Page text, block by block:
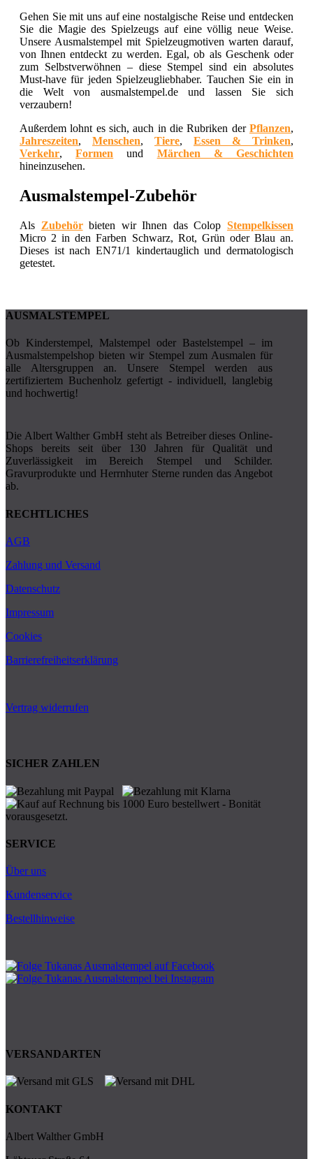
Gehen Sie mit uns auf eine nostalgische Reise und entdecken
Sie die Magie des Spielzeugs auf eine völlig neue Weise.
Unsere Ausmalstempel mit Spielzeugmotiven warten darauf,
von Ihnen entdeckt zu werden. Egal, ob als Geschenk oder
zum Selbstverwöhnen – diese Stempel sind ein absolutes
Must-have für jeden Spielzeugliebhaber. Tauchen Sie ein in
die Welt von ausmalstempel.de und lassen Sie sich
verzaubern!
Außerdem lohnt es sich, auch in die Rubriken der Pflanzen,
Jahreszeiten, Menschen, Tiere, Essen & Trinken,
Verkehr,Formen und Märchen & Geschichten
hineinzusehen.
Ausmalstempel-Zubehör
Als Zubehörbieten wir Ihnen das ColopStempelkissen
Micro 2 in denFarben Schwarz, Rot, Grün oder Blau an.
Dieses ist nach EN71/1 kindertauglich und dermatologisch
getestet.
AUSMALSTEMPEL
Ob Kinderstempel, Malstempel oder Bastelstempel – im
Ausmalstempelshop bieten wir Stempel zum Ausmalen für
alle Altersgruppen an. Unsere Stempel werden aus
zertifiziertem Buchenholz gefertigt - individuell, langlebig
und hochwertig!
Die Albert Walther GmbH steht als Betreiber dieses Online-
Shops bereits seit über 130 Jahren für Qualität und
Zuverlässigkeit im Bereich Stempel und Schilder.
Gravurprodukte und Herrnhuter Ster­­ne runden das Angebot
ab.
RECHTLICHES
AGB
Zahlung und Versand
Datenschutz
Impressum
Cookies
Barrierefreiheitserklärung
Vertrag widerrufen
SICHER ZAHLEN
SERVICE
Über uns
Kundenservice
Bestellhinweise
VERSANDARTEN
KONTAKT
Albert Walther GmbH